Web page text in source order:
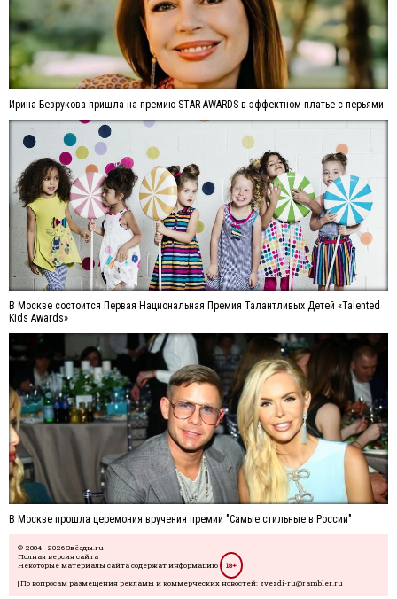
Ирина Безрукова пришла на премию STAR AWARDS в эффектном платье с перьями
В Москве состоится Первая Национальная Премия Талантливых Детей «Talented
Kids Awards»
В Москве прошла церемония вручения премии "Самые стильные в России"
© 2004—2026 Звёзды.ru
Полная версия сайта
Некоторые материалы сайта содержат информацию
18+
| По вопросам размещения рекламы и коммерческих новостей: zvezdi-ru@rambler.ru